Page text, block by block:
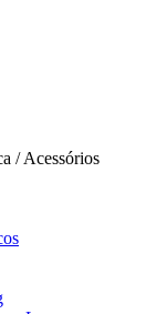
/ Acessórios